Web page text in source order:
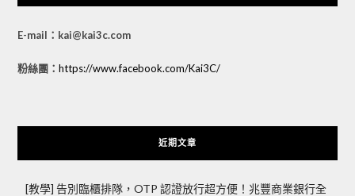
E-mail：kai@kai3c.com
粉絲團： https://www.facebook.com/Kai3C/
近期文章
[教學] 告別臨櫃排隊，OTP 認證放行超方便！兆豐商業銀行全